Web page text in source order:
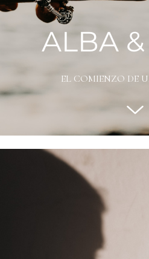
ALBA
EL COMIENZO DE